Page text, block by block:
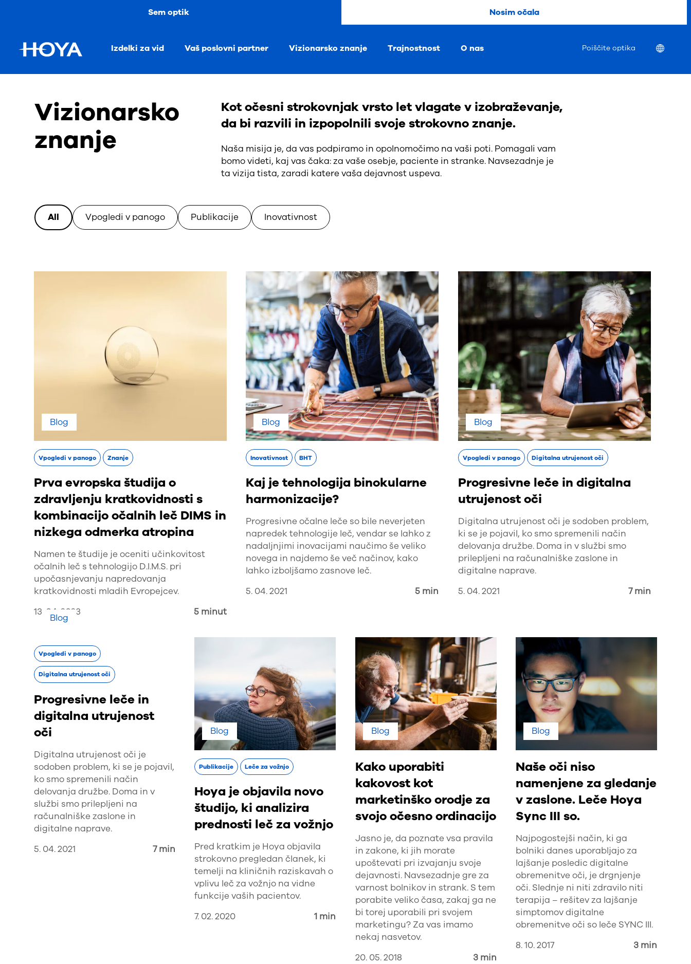
Sem optik Nosim očala
Izdelki za vid Vaš poslovni partner Vizionarsko znanje Trajnostnost O nas Poiščite optika Location
Vizionarsko
znanje
Kot očesni strokovnjak vrsto let vlagate v izobraževanje,
da bi razvili in izpopolnili svoje strokovno znanje.
Naša misija je, da vas podpiramo in opolnomočimo na vaši poti. Pomagali vam
bomo videti, kaj vas čaka: za vaše osebje, paciente in stranke. Navsezadnje je
ta vizija tista, zaradi katere vaša dejavnost uspeva.
All Vpogledi v panogo Publikacije Inovativnost
Blog
Vpogledi v panogo Znanje
Prva evropska študija o
zdravljenju kratkovidnosti s
kombinacijo očalnih leč DIMS in
nizkega odmerka atropina
Namen te študije je oceniti učinkovitost
očalnih leč s tehnologijo D.I.M.S. pri
upočasnjevanju napredovanja
kratkovidnosti mladih Evropejcev.
13. 04. 2023
5 minut
Blog
Inovativnost BHT
Kaj je tehnologija binokularne
harmonizacije?
Progresivne očalne leče so bile neverjeten
napredek tehnologije leč, vendar se lahko z
nadaljnjimi inovacijami naučimo še veliko
novega in najdemo še več načinov, kako
lahko izboljšamo zasnove leč.
5. 04. 2021
5 min
Blog
Vpogledi v panogo Digitalna utrujenost oči
Progresivne leče in digitalna
utrujenost oči
Digitalna utrujenost oči je sodoben problem,
ki se je pojavil, ko smo spremenili način
delovanja družbe. Doma in v službi smo
prilepljeni na računalniške zaslone in
digitalne naprave.
5. 04. 2021
7 min
Blog
Vpogledi v panogo
Digitalna utrujenost oči
Progresivne leče in
digitalna utrujenost
oči
Digitalna utrujenost oči je
sodoben problem, ki se je pojavil,
ko smo spremenili način
delovanja družbe. Doma in v
službi smo prilepljeni na
računalniške zaslone in
digitalne naprave.
5. 04. 2021
7 min
Blog
Publikacije Leče za vožnjo
Hoya je objavila novo
študijo, ki analizira
prednosti leč za vožnjo
Pred kratkim je Hoya objavila
strokovno pregledan članek, ki
temelji na kliničnih raziskavah o
vplivu leč za vožnjo na vidne
funkcije vaših pacientov.
7. 02. 2020
1 min
Blog
Kako uporabiti
kakovost kot
marketinško orodje za
svojo očesno ordinacijo
Jasno je, da poznate vsa pravila
in zakone, ki jih morate
upoštevati pri izvajanju svoje
dejavnosti. Navsezadnje gre za
varnost bolnikov in strank. S tem
porabite veliko časa, zakaj ga ne
bi torej uporabili pri svojem
marketingu? Za vas imamo
nekaj nasvetov.
20. 05. 2018
3 min
Blog
Naše oči niso
namenjene za gledanje
v zaslone. Leče Hoya
Sync III so.
Najpogostejši način, ki ga
bolniki danes uporabljajo za
lajšanje posledic digitalne
obremenitve oči, je drgnjenje
oči. Slednje ni niti zdravilo niti
terapija – rešitev za lajšanje
simptomov digitalne
obremenitve oči so leče SYNC III.
8. 10. 2017
3 min